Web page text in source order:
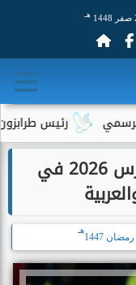
هـ
رئيس طرابزون سبور
موعد مباريات اليوم 12 مارس 2026 في
هـ